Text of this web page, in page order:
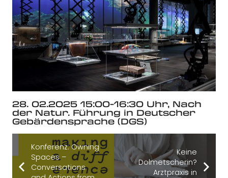
28. 02.2025 15:00-16:30 Uhr, Nach
der Natur. Führung in Deutscher
Gebärdensprache (DGS)
Konferenz: Owning
Spaces –
Conversations
Keine
Dolmetscherin?
Arztpraxis in